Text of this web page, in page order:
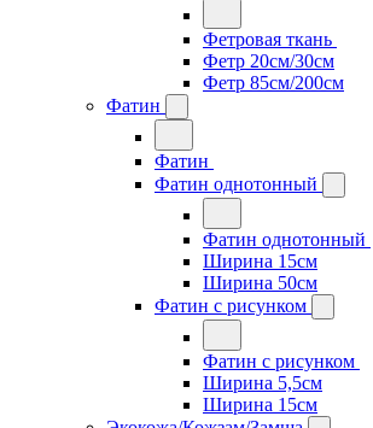
Фетровая ткань
Фетр 20см/30см
Фетр 85см/200см
Фатин
Фатин
Фатин однотонный
Фатин однотонный
Ширина 15см
Ширина 50см
Фатин с рисунком
Фатин с рисунком
Ширина 5,5см
Ширина 15см